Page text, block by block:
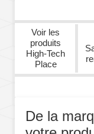
Voir les
produits
High-Tech
Place
De la